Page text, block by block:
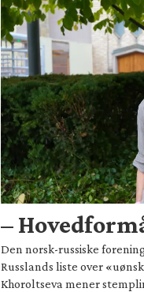
–
Den norsk-russiske
Russlands liste over
Khoroltseva mener